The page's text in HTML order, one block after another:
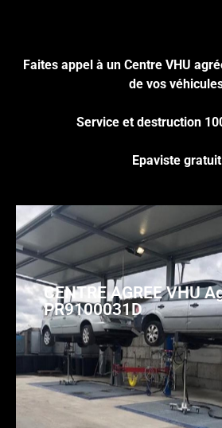
Faites appel à un Centre VHU
de vos
Service et destruction
Epaviste
CENTRE AGREE VHU
PR9100031D